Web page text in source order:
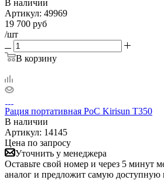
В наличии
Артикул: 49969
19 700 руб
/шт
В корзину
Рация портативная PoC Kirisun T350
В наличии
Артикул: 14145
Цена по запросу
Уточнить у менеджера
Оставьте свой номер и через 5 минут
аналог и предложит самую доступную